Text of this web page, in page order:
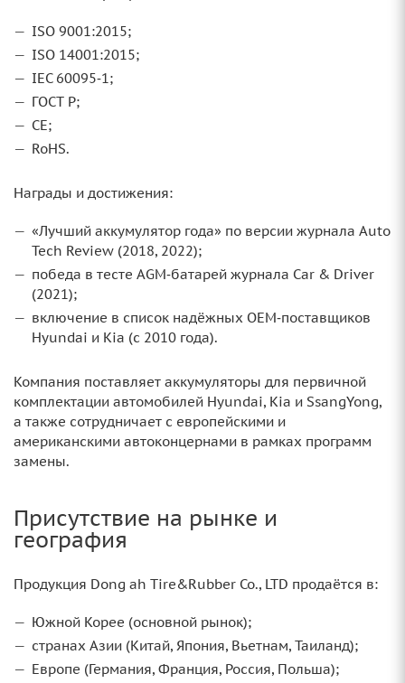
ISO 9001:2015;
ISO 14001:2015;
IEC 60095‑1;
ГОСТ Р;
CE;
RoHS.
Награды и достижения:
«Лучший аккумулятор года» по версии журнала Auto
Tech Review (2018, 2022);
победа в тесте AGM‑батарей журнала Car & Driver
(2021);
включение в список надёжных OEM‑поставщиков
Hyundai и Kia (с 2010 года).
Компания поставляет аккумуляторы для первичной
комплектации автомобилей Hyundai, Kia и SsangYong,
а также сотрудничает с европейскими и
американскими автоконцернами в рамках программ
замены.
Присутствие на рынке и
география
Продукция Dong ah Tire&Rubber Co., LTD продаётся в:
Южной Корее (основной рынок);
странах Азии (Китай, Япония, Вьетнам, Таиланд);
Европе (Германия, Франция, Россия, Польша);